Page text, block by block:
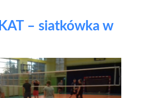
– siatkówka w